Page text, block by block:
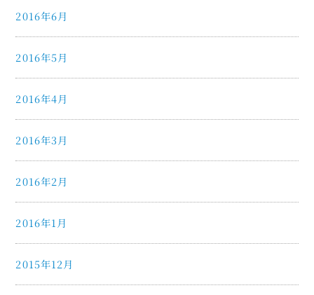
2016年6月
2016年5月
2016年4月
2016年3月
2016年2月
2016年1月
2015年12月